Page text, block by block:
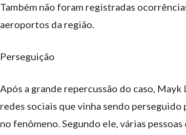
Também não foram registradas
aeroportos da região.
Perseguição
Após a grande repercussão do caso, Mayk
redes sociais que vinha sendo
no fenômeno. Segundo ele, várias